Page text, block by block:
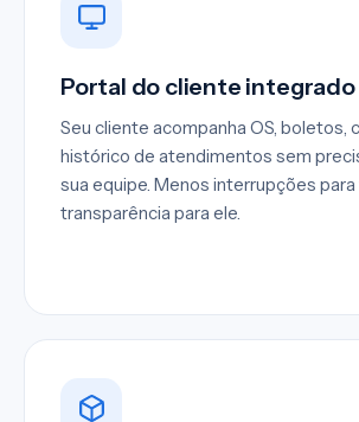
Portal do cliente integrado
Seu cliente acompanha OS, boletos,
histórico de atendimentos sem
sua equipe. Menos interrupções para
transparência para ele.